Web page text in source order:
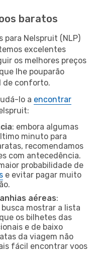
baratos
para Nelspruit (NLP)
excelentes
os melhores preços
lhe pouparão
de conforto.
lo a encontrar
: embora algumas
minuto para
recomendamos
com antecedência.
probabilidade de
e evitar pagar muito
aéreas:
mostrar a lista
os bilhetes das
e de baixo
da viagem não
fácil encontrar voos